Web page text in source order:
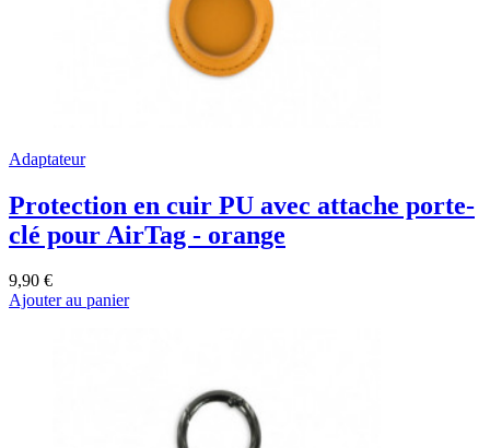
Adaptateur
Protection en cuir PU avec attache porte-
clé pour AirTag - orange
9,90 €
Ajouter au panier